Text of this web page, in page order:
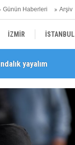
Günün Haberleri Arşiv
İZMİR İSTANBUL
SAĞLIK
yayalım
anıldı